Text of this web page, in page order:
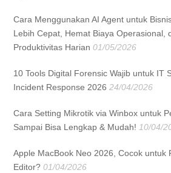
Cara Menggunakan AI Agent untuk
Lebih Cepat, Hemat Biaya Operasional,
Produktivitas Harian 01/05/2026
10 Tools Digital Forensic Wajib untuk IT
Incident Response 2026 24/04/2026
Cara Setting Mikrotik via Winbox untuk
Sampai Bisa Lengkap & Mudah! 10/04/
Apple MacBook Neo 2026, Cocok untuk
Editor? 01/04/2026